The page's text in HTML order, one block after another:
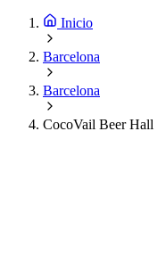
Inicio
Barcelona
Barcelona
CocoVail Beer Hall